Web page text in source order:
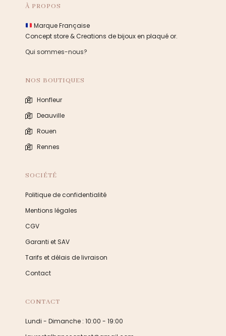
À PROPOS
Marque Française
Concept store & Creations de bijoux en plaqué or.
Qui sommes-nous?
NOS BOUTIQUES
Honfleur
Deauville
Rouen
Rennes
SOCIÉTÉ
Politique de confidentialité
Mentions légales
CGV
Garanti et SAV
Tarifs et délais de livraison
Contact
CONTACT
Lundi - Dimanche : 10:00 - 19:00